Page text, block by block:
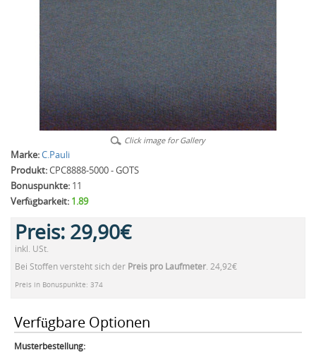
Click image for Gallery
Marke:C.Pauli
Produkt:CPC8888-5000 - GOTS
Bonuspunkte: 11
Verfügbarkeit: 1.89
Preis: 29,90€
inkl. USt.
Bei Stoffen versteht sich der Preis pro Laufmeter. 24,92€
Preis in Bonuspunkte: 374
Verfügbare Optionen
Musterbestellung: